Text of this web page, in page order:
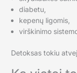
diabetu,
kepenų ligomis,
virškinimo
Detoksas tokiu